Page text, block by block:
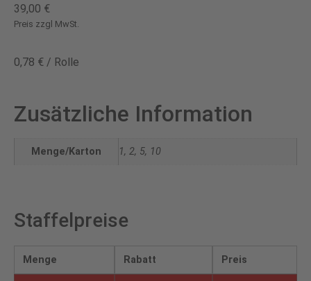
39,00 €
Preis zzgl MwSt.
0,78 € / Rolle
Zusätzliche Information
Menge/Karton 1, 2, 5, 10
Staffelpreise
Menge Rabatt Preis